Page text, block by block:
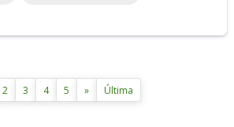
2 3 4 5 » Última